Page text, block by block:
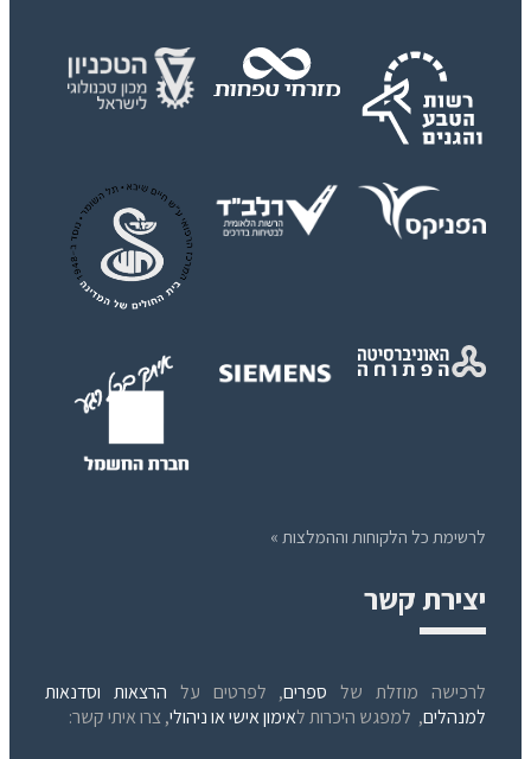
לרשימת כל הלקוחות וההמלצות »
יצירת קשר
לרכישה מוזלת של ספרים, לפרטים על הרצאות וסדנאות
למנהלים, למפגש היכרות לאימון אישי או ניהולי, צרו איתי קשר: